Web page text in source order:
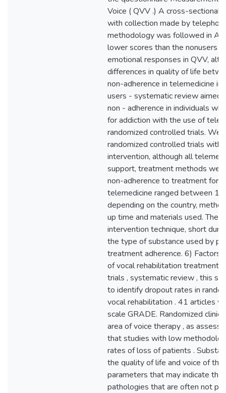
Voice ( QVV .) A cross-sectional
with collection made by
methodology was followed in
lower scores than the nonusers
emotional responses in QVV,
differences in quality of life
non-adherence in telemedicine
users - systematic review aimed
non - adherence in individuals
for addiction with the use of
randomized controlled trials. We
randomized controlled trials with
intervention, although all
support, treatment methods
non-adherence to treatment for
telemedicine ranged between
depending on the country,
up time and materials used. The
intervention technique, short
the type of substance used by
treatment adherence. 6) Factors
of vocal rehabilitation treatment
trials , systematic review , this
to identify dropout rates in
vocal rehabilitation . 41 articles
scale GRADE. Randomized
area of voice therapy , as
that studies with low
rates of loss of patients .
the quality of life and voice of the
parameters that may indicate the
pathologies that are often not